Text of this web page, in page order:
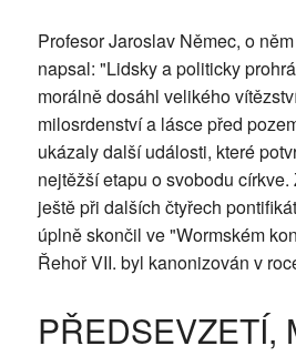
Profesor Jaroslav Němec, o
napsal: "Lidsky a politicky
morálně dosáhl velikého
milosrdenství a lásce před
ukázaly další události, které
nejtěžší etapu o svobodu
ještě při dalších čtyřech
úplně skončil ve "Wormském
Řehoř VII. byl kanonizován v
PŘEDSEVZETÍ,